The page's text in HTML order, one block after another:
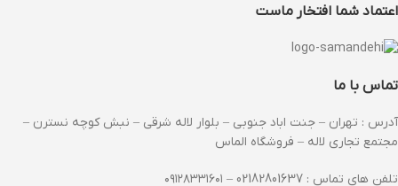
اعتماد شما افتخار ماست
تماس با ما
آدرس : تهران – جنت اباد جنوبی – بلوار لاله شرقی – نبش کوچه نسترن –
مجتمع تجاری لاله – فروشگاه الماس
تلفن های تماس : 02182801637 – ۰۹۱۲۸۳۳۱۶۰۱